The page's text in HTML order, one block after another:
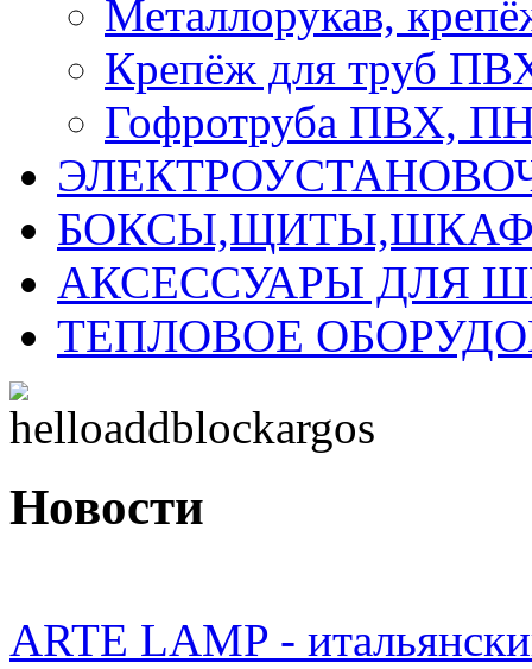
Металлорукав,
Крепёж для труб
Гофротруба ПВХ,
АКСЕССУАРЫ ДЛЯ
ТЕПЛОВОЕ
Новости
ARTE LAMP -